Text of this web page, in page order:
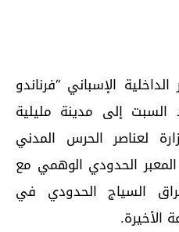
الإسباني “فرناندو
السبت إلى مدينة مليلية
لعناصر الحرس المدني
الحدودي الوهمي مع
السياج الحدودي في